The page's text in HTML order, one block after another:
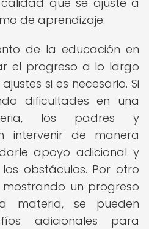
de aprendizaje.
de la educación en
el progreso a lo largo
si es necesario. Si
dificultades en una
los padres y
intervenir de manera
apoyo adicional y
obstáculos. Por otro
un progreso
materia, se pueden
adicionales para